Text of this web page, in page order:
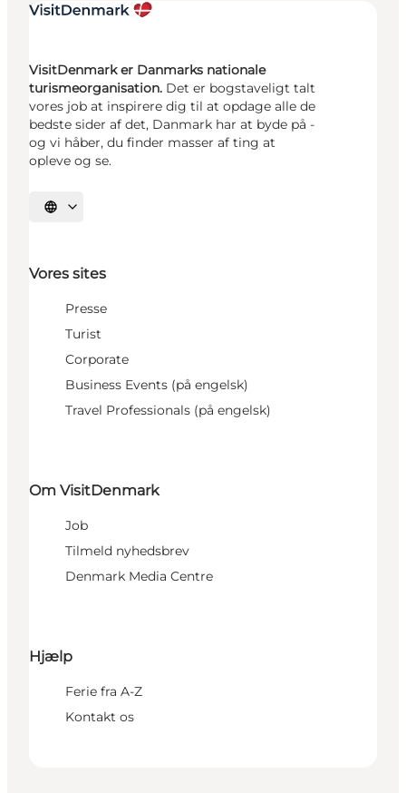
VisitDenmark er Danmarks nationale
turismeorganisation. Det er bogstaveligt talt
vores job at inspirere dig til at opdage alle de
bedste sider af det, Danmark har at byde på -
og vi håber, du finder masser af ting at
opleve og se.
Vælg sprog
Vores sites
Presse
Turist
Corporate
Business Events (på engelsk)
Travel Professionals (på engelsk)
Om VisitDenmark
Job
Tilmeld nyhedsbrev
Denmark Media Centre
Hjælp
Ferie fra A-Z
Kontakt os